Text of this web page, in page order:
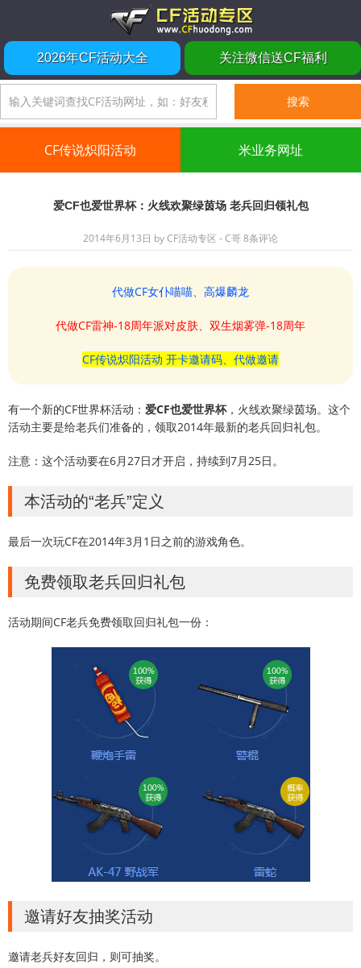
2026年CF活动大全 关注微信送CF福利
CF传说炽阳活动 米业务网址
爱CF也爱世界杯：火线欢聚绿茵场 老兵回归领礼包
2014年6月13日 byCF活动专区 - C哥8条评论
代做CF女仆喵喵、高爆麟龙
代做CF雷神-18周年派对皮肤、双生烟雾弹-18周年
CF传说炽阳活动 开卡邀请码、代做邀请
有一个新的CF世界杯活动： 爱CF也爱世界杯，火线欢聚绿茵场。这个
活动主要是给老兵们准备的，领取2014年最新的老兵回归礼包。
注意：这个活动要在6月27日才开启，持续到7月25日。
本活动的“老兵”定义
最后一次玩CF在2014年3月1日之前的游戏角色。
免费领取老兵回归礼包
活动期间CF老兵免费领取回归礼包一份：
邀请好友抽奖活动
邀请老兵好友回归，则可抽奖。